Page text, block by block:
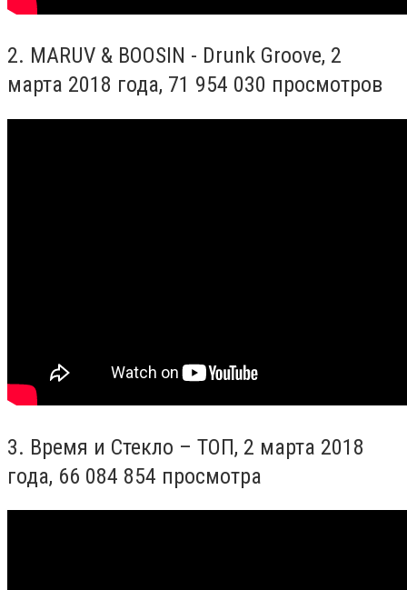
2. MARUV & BOOSIN - Drunk Groove, 2
марта 2018 года, 71 954 030 просмотров
3. Время и Стекло – ТОП, 2 марта 2018
года, 66 084 854 просмотра